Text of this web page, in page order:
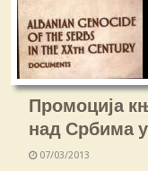
Промоција
над Србима
07/03/2013